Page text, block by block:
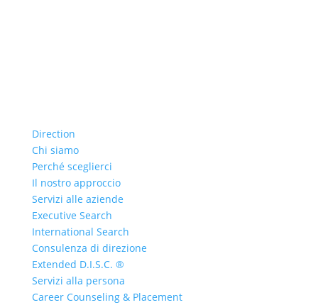
Direction
Chi siamo
Perché sceglierci
Il nostro approccio
Servizi alle aziende
Executive Search
International Search
Consulenza di direzione
Extended D.I.S.C. ®
Servizi alla persona
Career Counseling & Placement